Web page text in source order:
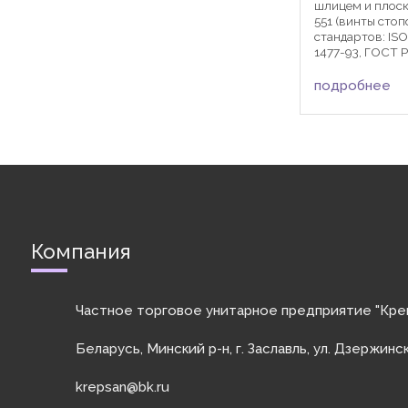
шлицем и
551 (винты
стандартов:
1477-93, ГОСТ
различных
подробнее
Компания
Частное торговое унитарное предприятие
Беларусь, Минский р-н, г. Заславль, ул.
krepsan@bk.ru